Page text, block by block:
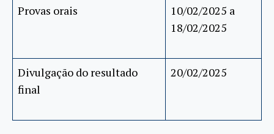
Provas orais
10/02/2025 a
18/02/2025
Divulgação do resultado
final
20/02/2025